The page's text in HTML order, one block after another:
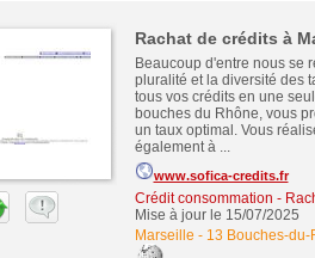
Rachat de crédits à
Beaucoup d'entre nous se
pluralité et la diversité des
tous vos crédits en une
bouches du Rhône, vous
un taux optimal. Vous
également à ...
www.sofica-credits.fr
Crédit consommation -
Mise à jour le 15/07/2025
Marseille - 13 Bouches-du-